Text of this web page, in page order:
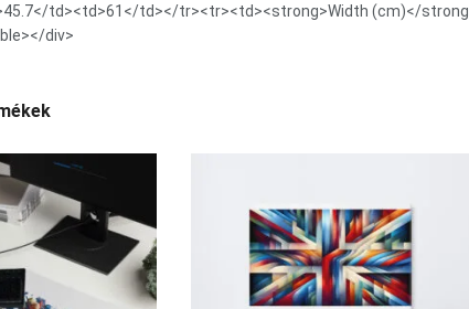
td><td>61</td></tr><tr><td><strong>Width (cm)</
div>